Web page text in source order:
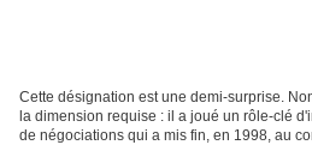
Cette désignation est une demi-surprise.
la dimension requise : il a joué un rôle-clé
de négociations qui a mis fin, en 1998, au